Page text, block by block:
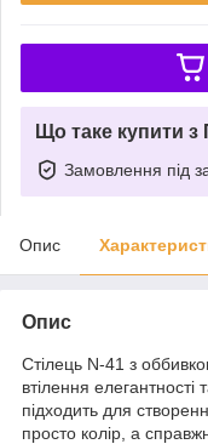
Що таке купити
Замовлення під
Опис
Опис
Стілець N-41 з
втілення
підходить для
просто колір, а